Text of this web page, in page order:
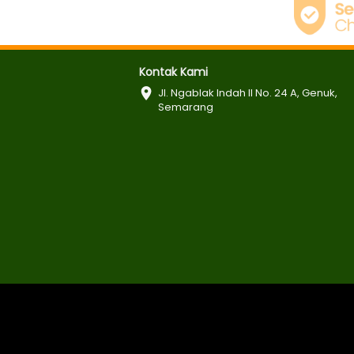
Kontak Kami
Jl. Ngablak Indah II No. 24 A, Genuk,
Semarang